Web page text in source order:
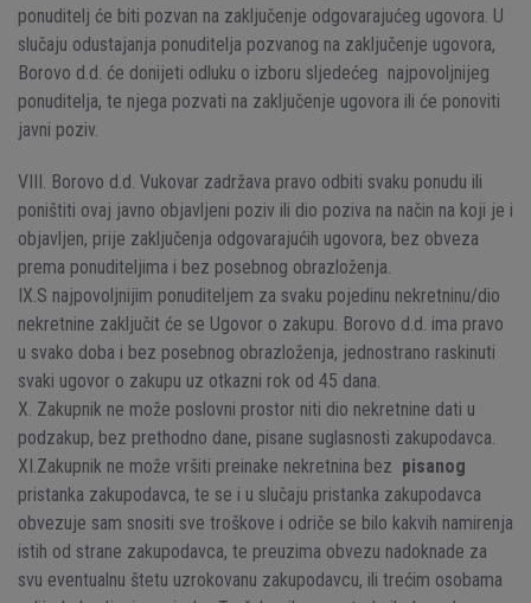
ponuditelj će biti pozvan na zaključenje odgovarajućeg ugovora. U
slučaju odustajanja ponuditelja pozvanog na zaključenje ugovora,
Borovo d.d. će donijeti odluku o izboru sljedećeg najpovoljnijeg
ponuditelja, te njega pozvati na zaključenje ugovora ili će ponoviti
javni poziv.
VIII. Borovo d.d. Vukovar zadržava pravo odbiti svaku ponudu ili
poništiti ovaj javno objavljeni poziv ili dio poziva na način na koji je i
objavljen, prije zaključenja odgovarajućih ugovora, bez obveza
prema ponuditeljima i bez posebnog obrazloženja.
IX.S najpovoljnijim ponuditeljem za svaku pojedinu nekretninu/dio
nekretnine zaključit će se Ugovor o zakupu. Borovo d.d. ima pravo
u svako doba i bez posebnog obrazloženja, jednostrano raskinuti
svaki ugovor o zakupu uz otkazni rok od 45 dana.
X. Zakupnik ne može poslovni prostor niti dio nekretnine dati u
podzakup, bez prethodno dane, pisane suglasnosti zakupodavca.
XI.Zakupnik ne može vršiti preinake nekretnina bez pisanog
pristanka zakupodavca, te se i u slučaju pristanka zakupodavca
obvezuje sam snositi sve troškove i odriče se bilo kakvih namirenja
istih od strane zakupodavca, te preuzima obvezu nadoknade za
svu eventualnu štetu uzrokovanu zakupodavcu, ili trećim osobama